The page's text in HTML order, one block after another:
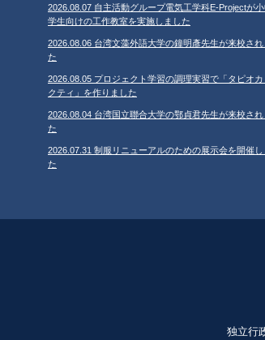
2026.08.07 自主活動グループ電気工学科E-Projectが小
学生向けの工作教室を実施しました
2026.08.06 台湾文藻外語大学の鐘明彥先生が来校され
た
2026.08.05 プロジェクト学習の調理実習で「タピオ
クティ」を作りました
2026.08.04 台湾国立聯合大学の鄂貞君先生が来校され
た
2026.07.31 制服リニューアルのための展示会を開催し
た
独立行